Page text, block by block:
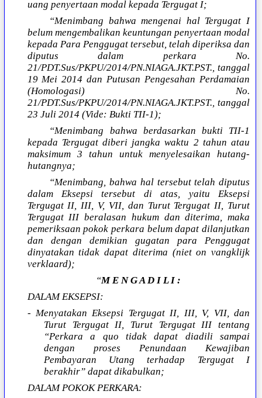
uang penyertaan modal kepada Tergugat I;
“Menimbang bahwa mengenai hal Tergugat I
belum mengembalikan keuntungan penyertaan modal
kepada Para Penggugat tersebut, telah diperiksa dan
diputus dalam perkara No.
21/PDT.Sus/PKPU/2014/PN.NIAGA.JKT.PST., tanggal
19 Mei 2014 dan Putusan Pengesahan Perdamaian
(Homologasi) No.
21/PDT.Sus/PKPU/2014/PN.NIAGA.JKT.PST., tanggal
23 Juli 2014 (Vide: Bukti TII-1);
“Menimbang bahwa berdasarkan bukti TII-1
kepada Tergugat diberi jangka waktu 2 tahun atau
maksimum 3 tahun untuk menyelesaikan hutang-
hutangnya;
“Menimbang, bahwa hal tersebut telah diputus
dalam Eksepsi tersebut di atas, yaitu Eksepsi
Tergugat II, III, V, VII, dan Turut Tergugat II, Turut
Tergugat III beralasan hukum dan diterima, maka
pemeriksaan pokok perkara belum dapat dilanjutkan
dan dengan demikian gugatan para Penggugat
dinyatakan tidak dapat diterima (niet on vangklijk
verklaard);
“M E N G A D I L I :
DALAM EKSEPSI:
- Menyatakan Eksepsi Tergugat II, III, V, VII, dan
Turut Tergugat II, Turut Tergugat III tentang
“Perkara a quo tidak dapat diadili sampai
dengan proses Penundaan Kewajiban
Pembayaran Utang terhadap Tergugat I
berakhir” dapat dikabulkan;
DALAM POKOK PERKARA: